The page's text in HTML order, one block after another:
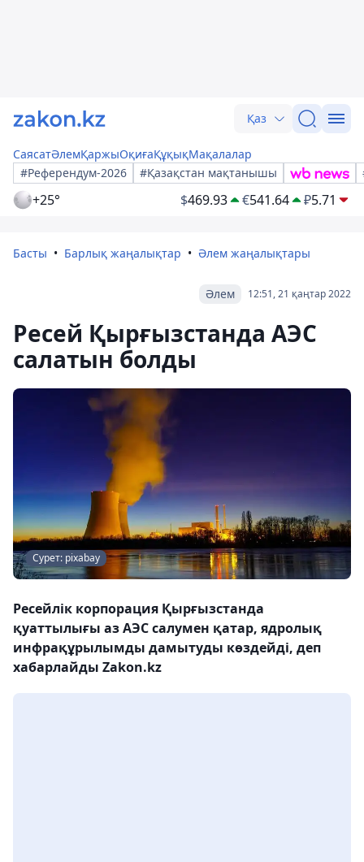
Қаз
СаясатӘлемҚаржыОқиғаҚұқықМақалалар
#Референдум-2026
#Қазақстан мақтанышы
+25° $469.93 €541.64 ₽5.71
Басты Барлық жаңалықтар Әлем жаңалықтары
12:51, 21 қаңтар 2022
Әлем
Ресей Қырғызстанда АЭС
салатын болды
Сурет: pixabay
Ресейлік корпорация Қырғызстанда
қуаттылығы аз АЭС салумен қатар, ядролық
инфрақұрылымды дамытуды көздейді, деп
хабарлайды Zakon.kz